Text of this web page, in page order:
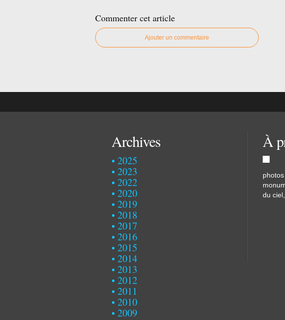
Commenter cet article
Ajouter un commentaire
Archives
2025
2023
2022
2020
2019
2018
2017
2016
2015
2014
2013
2012
2011
2010
2009
À
du